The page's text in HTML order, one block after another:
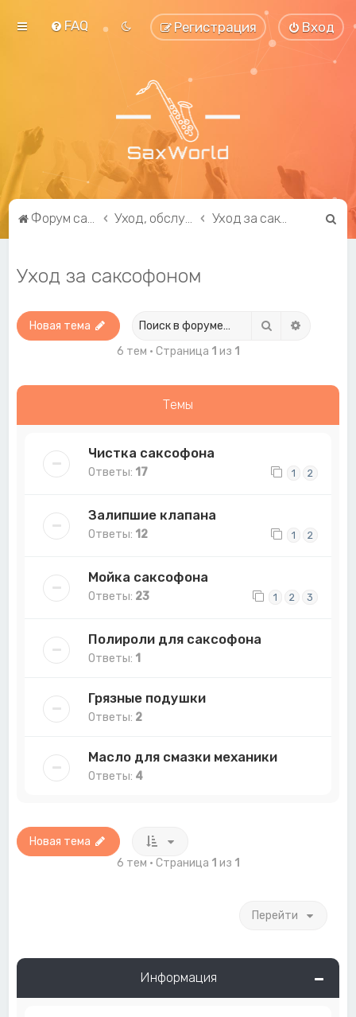
FAQ Вход
Регистрация
Форум саксофонистов SaxWorld.org Уход, обслуживание, ремонт и модификация Уход за саксофоном
Уход за саксофоном
Новая тема Поиск
6 тем • Страница 1 из 1
Темы
Чистка саксофона
Ответы: 17 1 2
Залипшие клапана
Ответы: 12 1 2
Мойка саксофона
Ответы: 23 1 2 3
Полироли для саксофона
Ответы: 1
Грязные подушки
Ответы: 2
Масло для смазки механики
Ответы: 4
Новая тема
6 тем • Страница 1 из 1
Перейти
Информация